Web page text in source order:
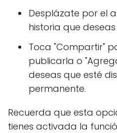
Desplázate por el
historia que
Toca "Compartir"
publicarla o
deseas que esté
permanente.
Recuerda que esta
tienes activada la